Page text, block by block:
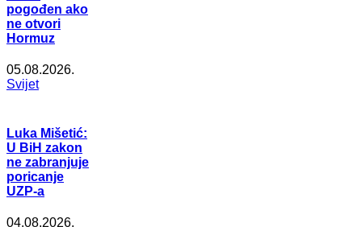
pogođen ako
ne otvori
Hormuz
05.08.2026.
Svijet
Luka Mišetić:
U BiH zakon
ne zabranjuje
poricanje
UZP-a
04.08.2026.